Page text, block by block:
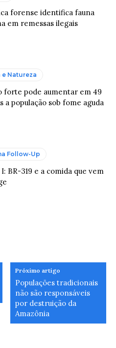
forense identifica fauna
em remessas ilegais
e Natureza
forte pode aumentar em 49
a população sob fome aguda
Follow-Up
I: BR-319 e a comida que vem
Próximo artigo
Populações tradicionais
não são responsáveis
por destruição da
Amazônia